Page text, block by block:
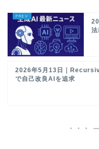
2026年5月13日｜
で自己改良AIを追求